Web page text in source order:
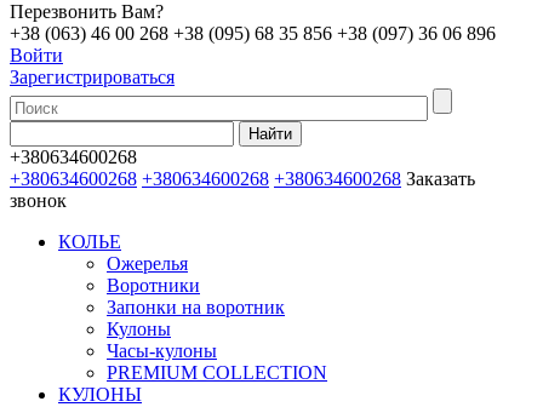
Перезвонить Вам?
+38 (063) 46 00 268 +38 (095) 68 35 856 +38 (097) 36 06 896
Войти
Зарегистрироваться
+380634600268
+380634600268 +380634600268 +380634600268 Заказать
звонок
КОЛЬЕ
Ожерелья
Воротники
Запонки на воротник
Кулоны
Часы-кулоны
PREMIUM COLLECTION
КУЛОНЫ